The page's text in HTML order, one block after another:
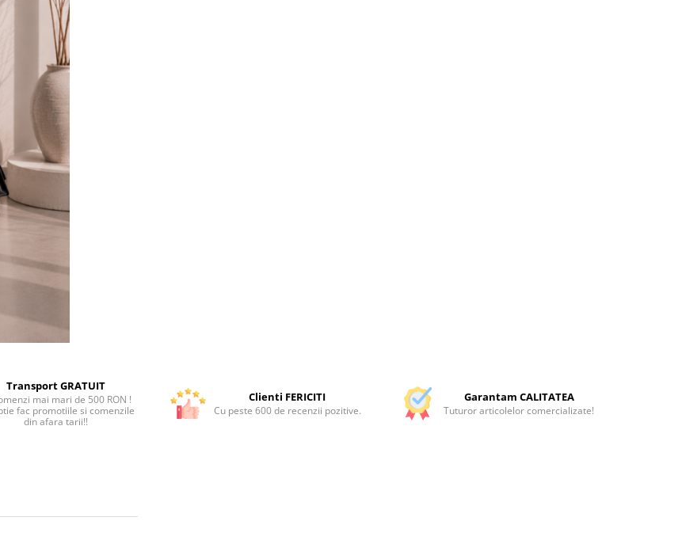
Transport GRATUIT
mai mari de 500 RON !
fac promotiile si comenzile
din afara tarii!!
Clienti FERICITI
Cu peste 600 de recenzii pozitive.
Garantam CALITATEA
Tuturor articolelor comercializate!